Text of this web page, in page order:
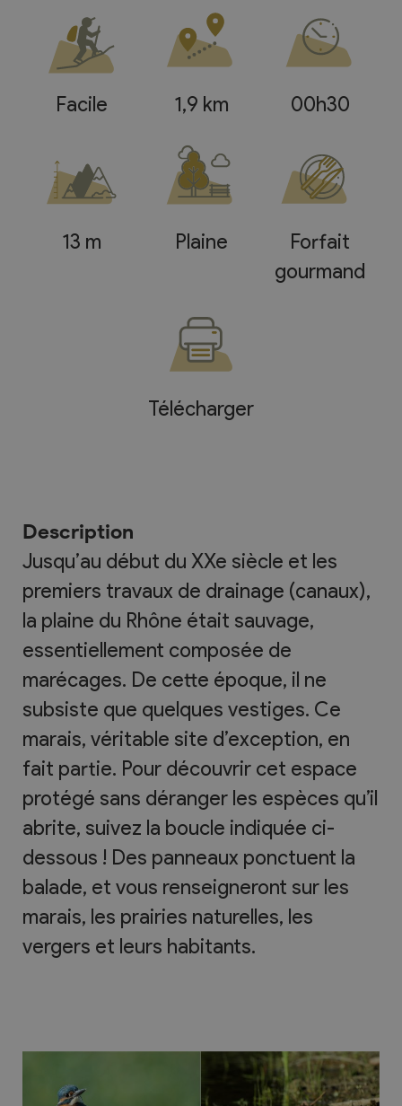
Facile 1,9 km 00h30
13 m Plaine
Forfait
gourmand
Télécharger
Description
Jusqu’au début du XXe siècle et les
premiers travaux de drainage (canaux),
la plaine du Rhône était sauvage,
essentiellement composée de
marécages. De cette époque, il ne
subsiste que quelques vestiges. Ce
marais, véritable site d’exception, en
fait partie. Pour découvrir cet espace
protégé sans déranger les espèces qu’il
abrite, suivez la boucle indiquée ci-
dessous ! Des panneaux ponctuent la
balade, et vous renseigneront sur les
marais, les prairies naturelles, les
vergers et leurs habitants.